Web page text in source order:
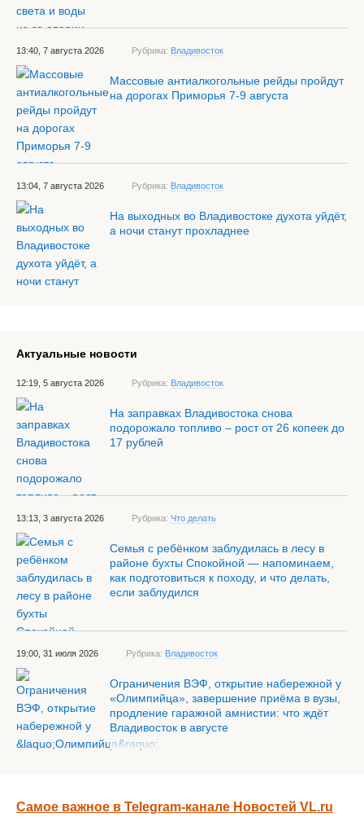
13:40, 7 августа 2026 Рубрика: Владивосток
Массовые антиалкогольные рейды пройдут
на дорогах Приморья 7-9 августа
13:04, 7 августа 2026 Рубрика: Владивосток
На выходных во Владивостоке духота уйдёт,
а ночи станут прохладнее
Актуальные новости
12:19, 5 августа 2026 Рубрика: Владивосток
На заправках Владивостока снова
подорожало топливо – рост от 26 копеек до
17 рублей
13:13, 3 августа 2026 Рубрика: Что делать
Семья с ребёнком заблудилась в лесу в
районе бухты Спокойной — напоминаем,
как подготовиться к походу, и что делать,
если заблудился
19:00, 31 июля 2026 Рубрика: Владивосток
Ограничения ВЭФ, открытие набережной у
«Олимпийца», завершение приёма в вузы,
продление гаражной амнистии: что ждёт
Владивосток в августе
Самое важное в Telegram-канале Новостей VL.ru